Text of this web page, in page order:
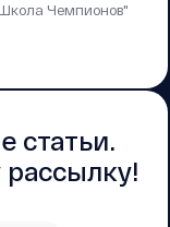
Чемпионов"
статьи.